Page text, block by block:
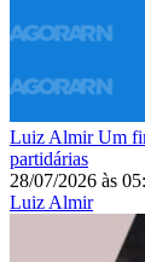
Luiz AlmirUm
partidárias
28/07/2026 às
Luiz Almir